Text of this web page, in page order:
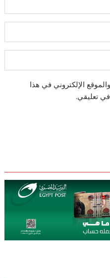
الإلكتروني في هذا
تعليقي.